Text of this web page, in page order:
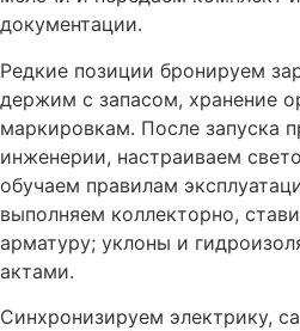
документации.
Редкие позиции бронируем
держим с запасом, хранение
маркировкам. После запуска
инженерии, настраиваем
обучаем правилам
выполняем коллекторно,
арматуру; уклоны и
актами.
Синхронизируем электрику,